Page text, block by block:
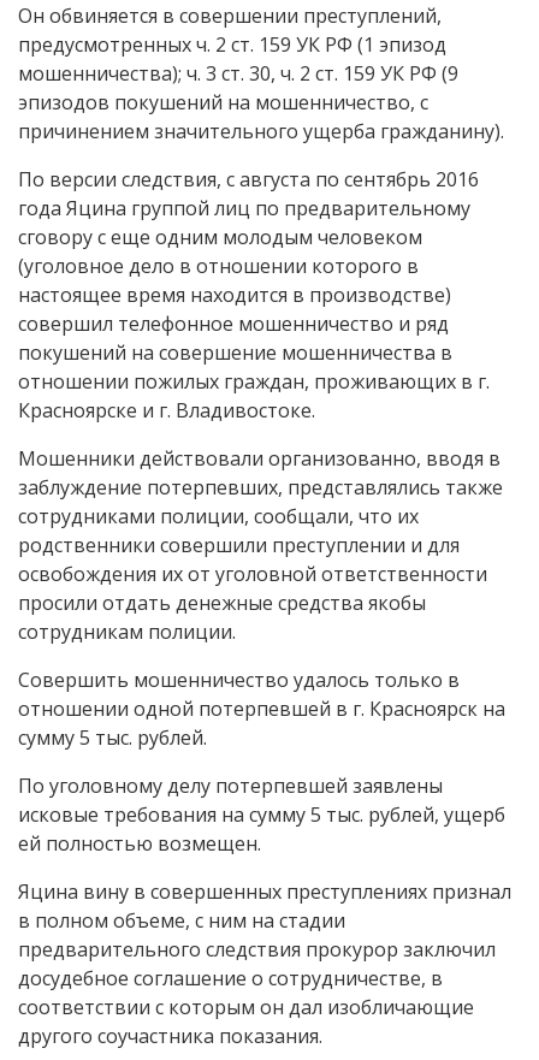
Он обвиняется в совершении преступлений,
предусмотренных ч. 2 ст. 159 УК РФ (1 эпизод
мошенничества); ч. 3 ст. 30, ч. 2 ст. 159 УК РФ (9
эпизодов покушений на мошенничество, с
причинением значительного ущерба гражданину).
По версии следствия, с августа по сентябрь 2016
года Яцина группой лиц по предварительному
сговору с еще одним молодым человеком
(уголовное дело в отношении которого в
настоящее время находится в производстве)
совершил телефонное мошенничество и ряд
покушений на совершение мошенничества в
отношении пожилых граждан, проживающих в г.
Красноярске и г. Владивостоке.
Мошенники действовали организованно, вводя в
заблуждение потерпевших, представлялись также
сотрудниками полиции, сообщали, что их
родственники совершили преступлении и для
освобождения их от уголовной ответственности
просили отдать денежные средства якобы
сотрудникам полиции.
Совершить мошенничество удалось только в
отношении одной потерпевшей в г. Красноярск на
сумму 5 тыс. рублей.
По уголовному делу потерпевшей заявлены
исковые требования на сумму 5 тыс. рублей, ущерб
ей полностью возмещен.
Яцина вину в совершенных преступлениях признал
в полном объеме, с ним на стадии
предварительного следствия прокурор заключил
досудебное соглашение о сотрудничестве, в
соответствии с которым он дал изобличающие
другого соучастника показания.